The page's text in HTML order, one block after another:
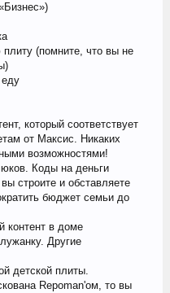
плиту (помните, что вы не
еду
который соответствует
от Максис. Никаких
возможностями!
Коды на деньги
строите и обставляете
бюджет семьи до
контент в доме
Другие
детской плиты.
Repoman'ом, то вы